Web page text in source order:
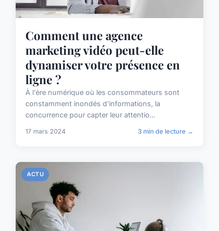
Comment une agence
marketing vidéo peut-elle
dynamiser votre présence en
ligne ?
À l'ère numérique où les consommateurs sont
constamment inondés d'informations, la
concurrence pour capter leur attentio...
17 mars 2024 3 min de lecture →
ACTU